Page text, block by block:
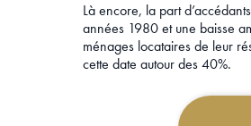
Là encore, la part
années 1980 et une baisse
ménages locataires de leur
cette date autour des 40%.